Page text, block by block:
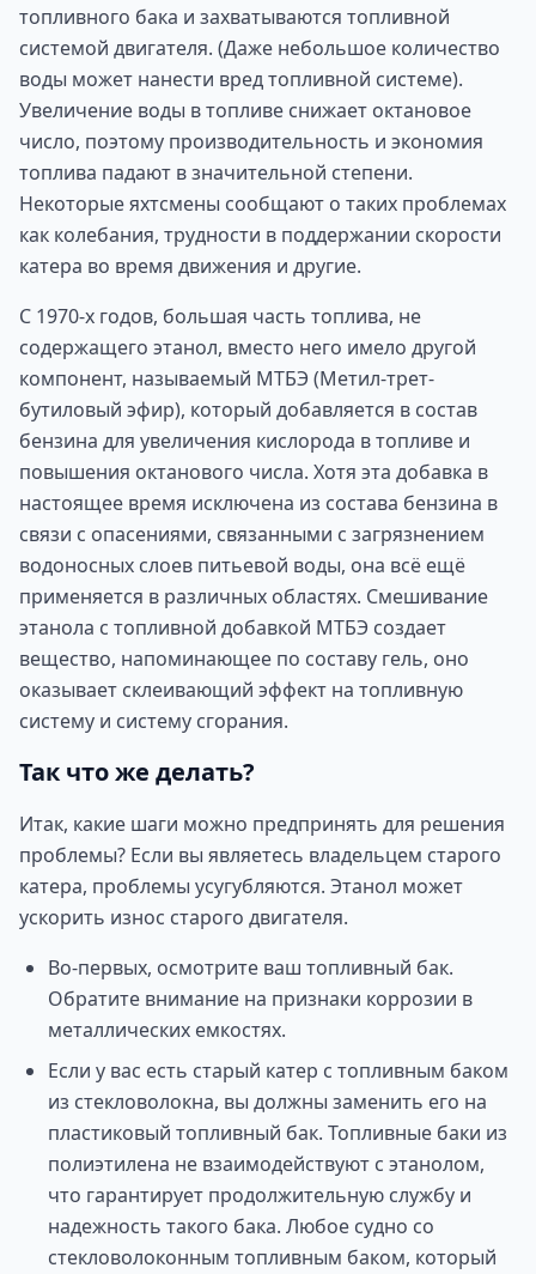
топливного бака и захватываются топливной
системой двигателя. (Даже небольшое количество
воды может нанести вред топливной системе).
Увеличение воды в топливе снижает октановое
число, поэтому производительность и экономия
топлива падают в значительной степени.
Некоторые яхтсмены сообщают о таких проблемах
как колебания, трудности в поддержании скорости
катера во время движения и другие.
С 1970-х годов, большая часть топлива, не
содержащего этанол, вместо него имело другой
компонент, называемый МТБЭ (Метил-трет-
бутиловый эфир), который добавляется в состав
бензина для увеличения кислорода в топливе и
повышения октанового числа. Хотя эта добавка в
настоящее время исключена из состава бензина в
связи с опасениями, связанными с загрязнением
водоносных слоев питьевой воды, она всё ещё
применяется в различных областях. Смешивание
этанола с топливной добавкой МТБЭ создает
вещество, напоминающее по составу гель, оно
оказывает склеивающий эффект на топливную
систему и систему сгорания.
Так что же делать?
Итак, какие шаги можно предпринять для решения
проблемы? Если вы являетесь владельцем старого
катера, проблемы усугубляются. Этанол может
ускорить износ старого двигателя.
Во-первых, осмотрите ваш топливный бак.
Обратите внимание на признаки коррозии в
металлических емкостях.
Если у вас есть старый катер с топливным баком
из стекловолокна, вы должны заменить его на
пластиковый топливный бак. Топливные баки из
полиэтилена не взаимодействуют с этанолом,
что гарантирует продолжительную службу и
надежность такого бака. Любое судно со
стекловолоконным топливным баком, который